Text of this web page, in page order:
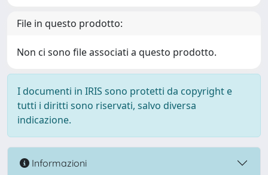
File in questo prodotto:
Non ci sono file associati a questo prodotto.
I documenti in IRIS sono protetti da copyright e
tutti i diritti sono riservati, salvo diversa
indicazione.
Informazioni